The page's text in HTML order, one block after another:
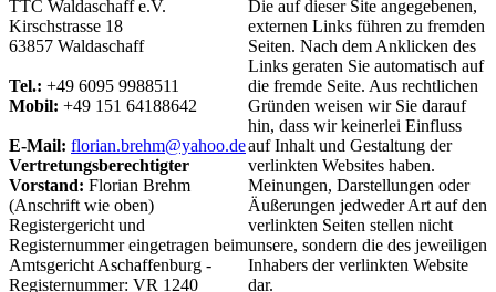
TTC Waldaschaff e.V.
Kirschstrasse 18
63857 Waldaschaff
Tel.: +49 6095 9988511
Mobil: +49 151 64188642
E-Mail: florian.brehm@yahoo.de
Vertretungsberechtigter
Vorstand: Florian Brehm
(Anschrift wie oben)
Registergericht und
Registernummer eingetragen beim
Amtsgericht Aschaffenburg -
Registernummer: VR 1240
Die auf dieser Site angegebenen,
externen Links führen zu fremden
Seiten. Nach dem Anklicken des
Links geraten Sie automatisch auf
die fremde Seite. Aus rechtlichen
Gründen weisen wir Sie darauf
hin, dass wir keinerlei Einfluss
auf Inhalt und Gestaltung der
verlinkten Websites haben.
Meinungen, Darstellungen oder
Äußerungen jedweder Art auf den
verlinkten Seiten stellen nicht
unsere, sondern die des jeweiligen
Inhabers der verlinkten Website
dar.